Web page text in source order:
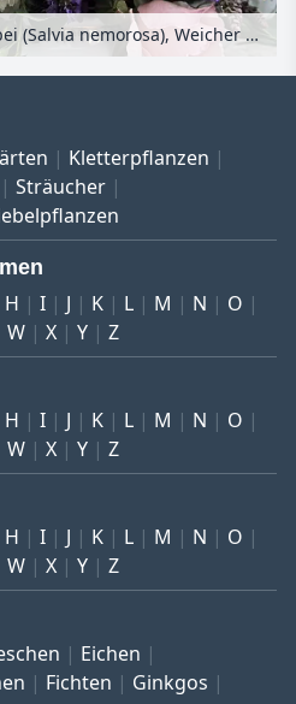
Rosen (Rosa), Steppensalbei (Salvia nemorosa), Weicher Frauenmantel (Alchemilla mollis) und Europäischer Pfeifenstrauch (Philadelphus coronarius)
Kletterpflanzen
Sträucher
H I J K L M N
O
W X Y Z
H I J K L M N
O
W X Y Z
H I J K L M N
O
W X Y Z
Eichen
Fichten
Ginkgos